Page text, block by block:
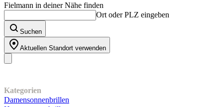
Fielmann in deiner Nähe finden
Ort oder PLZ eingeben
Suchen
Aktuellen Standort verwenden
Kategorien
Damensonnenbrillen